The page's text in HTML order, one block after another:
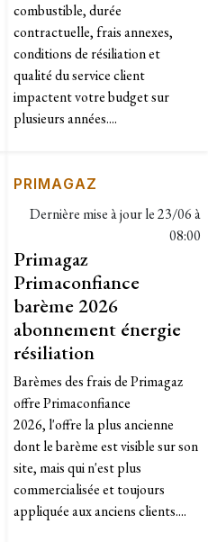
combustible, durée
contractuelle, frais annexes,
conditions de résiliation et
qualité du service client
impactent votre budget sur
plusieurs années....
PRIMAGAZ
Dernière mise à jour le23/06 à
08:00
Primagaz
Primaconfiance
barème 2026
abonnement énergie
résiliation
Barèmes des frais de Primagaz
offre Primaconfiance
2026, l'offre la plus ancienne
dont le barème est visible sur son
site, mais qui n'est plus
commercialisée et toujours
appliquée aux anciens clients....